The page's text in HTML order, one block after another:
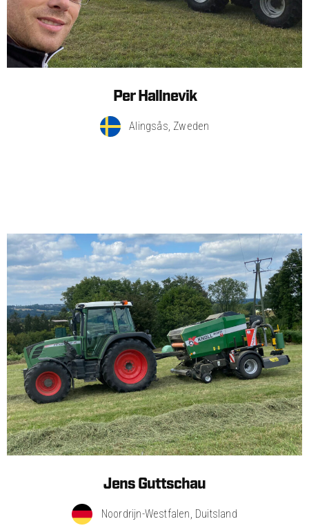
Per Hallnevik
Alingsås, Zweden​
Jens Guttschau
Noordrijn-Westfalen, Duitsland